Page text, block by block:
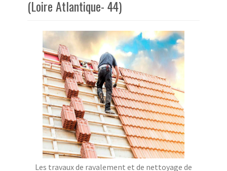
(Loire Atlantique- 44)
Les travaux de ravalement et de nettoyage de